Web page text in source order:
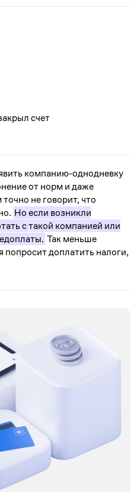
счет
компанию-однодневку
от норм и даже
не говорит, что
Но если возникли
с такой компанией или
Так меньше
попросит доплатить налоги,